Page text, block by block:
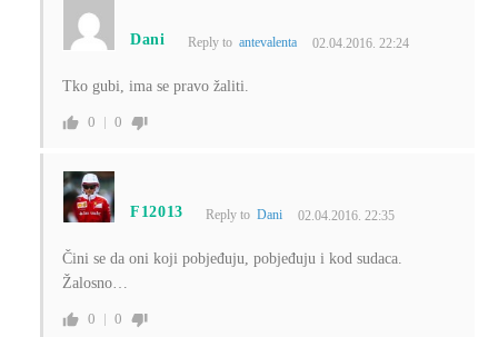
Dani Reply to antevalenta 02.04.2016. 22:24
Tko gubi, ima se pravo žaliti.
0 0
F12013 Reply toDani 02.04.2016. 22:35
Čini se da oni koji pobjeđuju, pobjeđuju i kod sudaca.
Žalosno…
0 0